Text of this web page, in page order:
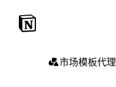
市场模板代理